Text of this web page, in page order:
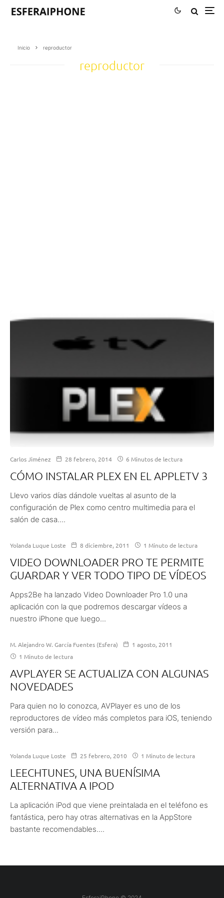
Inicio reproductor
reproductor
Carlos Jiménez 28 febrero, 2014 6 Minutos de lectura
CÓMO INSTALAR PLEX EN EL APPLETV 3
Llevo varios días dándole vueltas al asunto de la
configuración de Plex como centro multimedia para el
salón de casa....
Yolanda Luque Loste 8 diciembre, 2011 1 Minuto de lectura
VIDEO DOWNLOADER PRO TE PERMITE
GUARDAR Y VER TODO TIPO DE VÍDEOS
Apps2Be ha lanzado Video Downloader Pro 1.0 una
aplicación con la que podremos descargar vídeos a
nuestro iPhone que luego...
M. Alejandro W. García Fuentes (Esfera)
1 agosto, 2011
1 Minuto de lectura
AVPLAYER SE ACTUALIZA CON ALGUNAS
NOVEDADES
Para quien no lo conozca, AVPlayer es uno de los
reproductores de vídeo más completos para iOS, teniendo
versión para...
Yolanda Luque Loste 25 febrero, 2010 1 Minuto de lectura
LEECHTUNES, UNA BUENÍSIMA
ALTERNATIVA A IPOD
La aplicación iPod que viene preintalada en el teléfono es
fantástica, pero hay otras alternativas en la AppStore
bastante recomendables....